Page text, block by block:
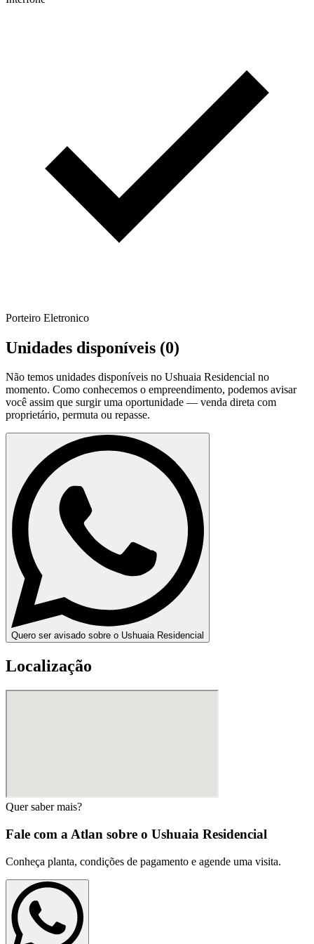
Porteiro Eletronico
Unidades disponíveis (0)
Não temos unidades disponíveis no Ushuaia Residencial no
momento. Como conhecemos o empreendimento, podemos avisar
você assim que surgir uma oportunidade — venda direta com
proprietário, permuta ou repasse.
Quero ser avisado sobre o Ushuaia Residencial
Localização
Quer saber mais?
Fale com a Atlan sobre o Ushuaia Residencial
Conheça planta, condições de pagamento e agende uma visita.